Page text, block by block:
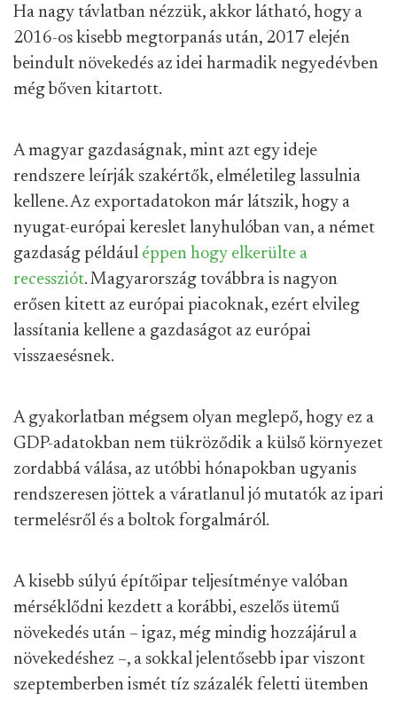
Ha nagy távlatban nézzük, akkor látható, hogy a
2016-os kisebb megtorpanás után, 2017 elején
beindult növekedés az idei harmadik negyedévben
még bőven kitartott.
A magyar gazdaságnak, mint azt egy ideje
rendszere leírják szakértők, elméletileg lassulnia
kellene. Az exportadatokon már látszik, hogy a
nyugat-európai kereslet lanyhulóban van, a német
gazdaság például éppen hogy elkerülte a
recessziót. Magyarország továbbra is nagyon
erősen kitett az európai piacoknak, ezért elvileg
lassítania kellene a gazdaságot az európai
visszaesésnek.
A gyakorlatban mégsem olyan meglepő, hogy ez a
GDP-adatokban nem tükröződik a külső környezet
zordabbá válása, az utóbbi hónapokban ugyanis
rendszeresen jöttek a váratlanul jó mutatók az ipari
termelésről és a boltok forgalmáról.
A kisebb súlyú építőipar teljesítménye valóban
mérséklődni kezdett a korábbi, eszelős ütemű
növekedés után – igaz, még mindig hozzájárul a
növekedéshez –, a sokkal jelentősebb ipar viszont
szeptemberben ismét tíz százalék feletti ütemben